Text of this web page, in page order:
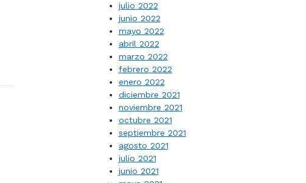
julio 2022
junio 2022
mayo 2022
abril 2022
marzo 2022
febrero 2022
enero 2022
diciembre 2021
noviembre 2021
octubre 2021
septiembre 2021
agosto 2021
julio 2021
junio 2021